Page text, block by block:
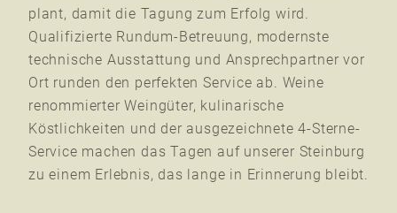
plant, damit die Tagung zum Erfolg wird.
Qualifizierte Rundum-Betreuung, modernste
technische Ausstattung und Ansprechpartner vor
Ort runden den perfekten Service ab. Weine
renommierter Weingüter, kulinarische
Köstlichkeiten und der ausgezeichnete 4-Sterne-
Service machen das Tagen auf unserer Steinburg
zu einem Erlebnis, das lange in Erinnerung bleibt.